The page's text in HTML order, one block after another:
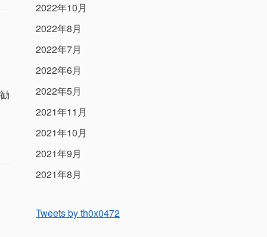
2022年10月
2022年8月
2022年7月
2022年6月
2022年5月
2021年11月
2021年10月
2021年9月
2021年8月
Tweets by th0x0472